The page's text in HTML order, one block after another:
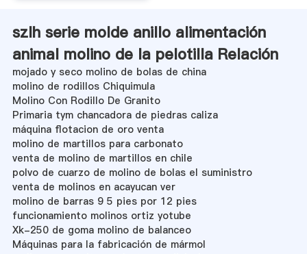
szlh serie molde anillo alimentación
animal molino de la pelotilla Relación
mojado y seco molino de bolas de china
molino de rodillos Chiquimula
Molino Con Rodillo De Granito
Primaria tym chancadora de piedras caliza
máquina flotacion de oro venta
molino de martillos para carbonato
venta de molino de martillos en chile
polvo de cuarzo de molino de bolas el suministro
venta de molinos en acayucan ver
molino de barras 9 5 pies por 12 pies
funcionamiento molinos ortiz yotube
Xk-250 de goma molino de balanceo
Máquinas para la fabricación de mármol